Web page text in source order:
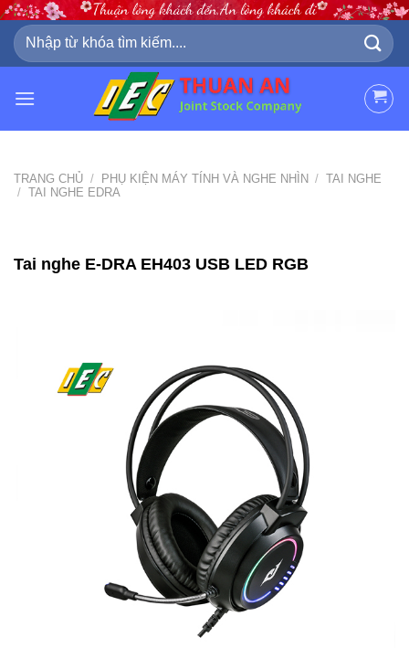
Skip
content
Tìm
kiếm:
TRANG CHỦ / PHỤ KIỆN MÁY TÍNH VÀ NGHE NHÌN / TAI NGHE
/ TAI NGHE EDRA
Tai nghe E-DRA EH403 USB LED RGB